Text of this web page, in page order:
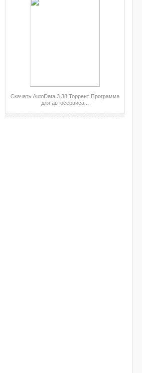
Скачать AutoData 3.38 Торрент Программа
для автосервиса...